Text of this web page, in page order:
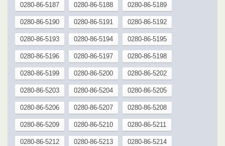
0280-86-5187 0280-86-5188 0280-86-5189
0280-86-5190 0280-86-5191 0280-86-5192
0280-86-5193 0280-86-5194 0280-86-5195
0280-86-5196 0280-86-5197 0280-86-5198
0280-86-5199 0280-86-5200 0280-86-5202
0280-86-5203 0280-86-5204 0280-86-5205
0280-86-5206 0280-86-5207 0280-86-5208
0280-86-5209 0280-86-5210 0280-86-5211
0280-86-5212 0280-86-5213 0280-86-5214